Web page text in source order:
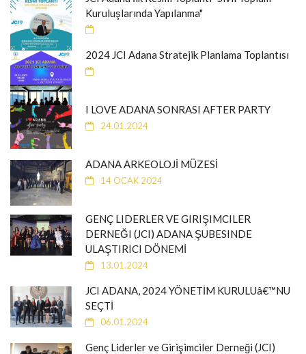
Kuruluşlarında Yapılanma"
2024 JCI Adana Stratejik Planlama Toplantısı
I LOVE ADANA SONRASI AFTER PARTY
24.01.2024
ADANA ARKEOLOJİ MÜZESİ
14 OCAK 2024
GENÇ LIDERLER VE GIRIŞIMCILER
DERNEĞI (JCI) ADANA ŞUBESINDE
ULAŞTIRICI DÖNEMİ
13.01.2024
JCI ADANA, 2024 YÖNETİM KURULUâ€™NU
SEÇTİ
06.01.2024
Genç Liderler ve Girişimciler Derneği (JCI)